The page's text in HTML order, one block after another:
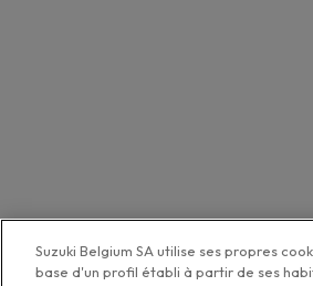
Suzuki Belgium SA utilise ses propres
base d'un profil établi à partir de ses